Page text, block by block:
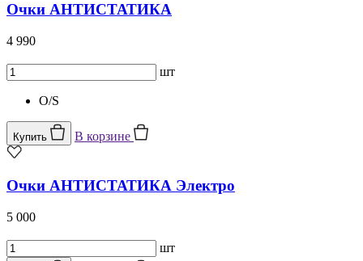
Очки АНТИСТАТИКА
4 990
шт
O/S
Купить В корзине
Очки АНТИСТАТИКА Электро
5 000
шт